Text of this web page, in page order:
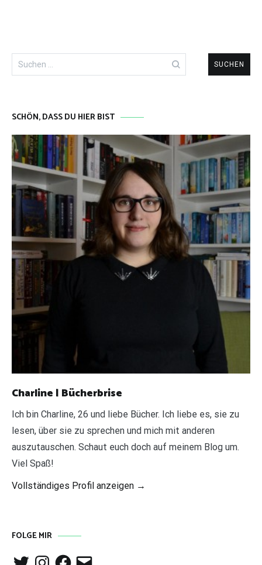
Suchen
nach:
SCHÖN, DASS DU HIER BIST
Charline | Bücherbrise
Ich bin Charline, 26 und liebe Bücher. Ich liebe es, sie zu
lesen, über sie zu sprechen und mich mit anderen
auszutauschen. Schaut euch doch auf meinem Blog um.
Viel Spaß!
Vollständiges Profil anzeigen →
FOLGE MIR
TwitterInstagramFacebook
E-